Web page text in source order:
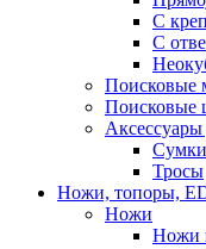
С
С
Поисковые
Поисковые
Сумки
Тросы
Ножи, топоры,
Ножи
Ножи